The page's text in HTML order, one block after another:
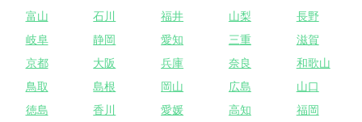
富山
石川 福井 山梨
長野
岐阜
静岡 愛知 三重
滋賀
京都
大阪 兵庫 奈良
和歌山
鳥取
島根 岡山 広島
山口
徳島
香川 愛媛 高知 福岡